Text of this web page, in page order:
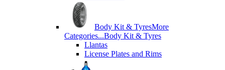
Body Kit & TyresMore
Categories...Body Kit & Tyres
Llantas
License Plates and Rims